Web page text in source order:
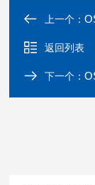
上一个：
返回列表
下一个：